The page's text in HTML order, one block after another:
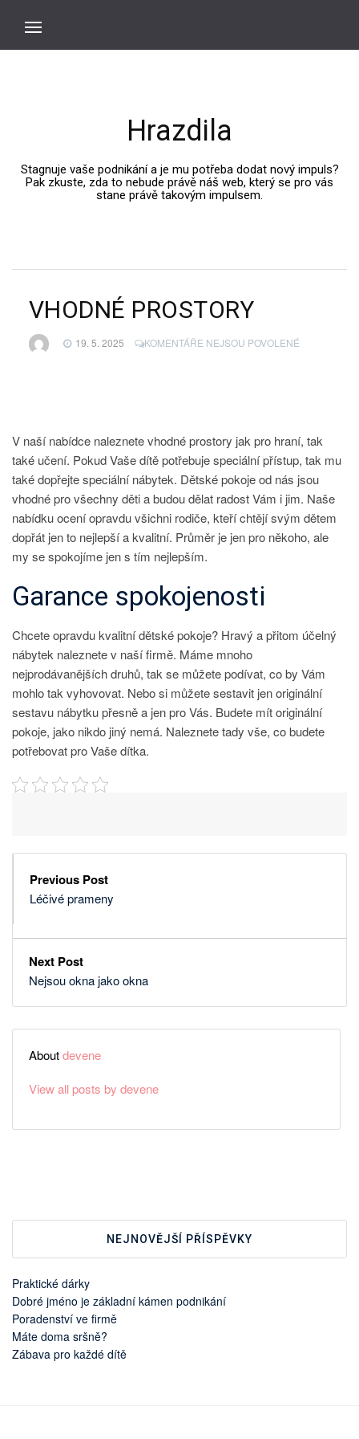
Hrazdila
Stagnuje vaše podnikání a je mu potřeba dodat nový impuls?
Pak zkuste, zda to nebude právě náš web, který se pro vás
stane právě takovým impulsem.
VHODNÉ PROSTORY
19. 5. 2025 KOMENTÁŘE NEJSOU POVOLENÉU
V naší nabídce naleznete vhodné prostory jak pro hraní, tak
také učení. Pokud Vaše dítě potřebuje speciální přístup, tak mu
také dopřejte speciální nábytek. Dětské pokojeod nás jsou
vhodné pro všechny děti a budou dělat radost Vám i jim. Naše
nabídku ocení opravdu všichni rodiče, kteří chtějí svým dětem
dopřát jen to nejlepší a kvalitní. Průměr je jen pro někoho, ale
my se spokojíme jen s tím nejlepším.
Garance spokojenosti
Chcete opravdu kvalitní dětské pokoje? Hravý a přitom účelný
nábytek naleznete v naší firmě. Máme mnoho
nejprodávanějších druhů, tak se můžete podívat, co by Vám
mohlo tak vyhovovat. Nebo si můžete sestavit jen originální
sestavu nábytku přesně a jen pro Vás. Budete mít originální
pokoje, jako nikdo jiný nemá. Naleznete tady vše, co budete
potřebovat pro Vaše dítka.
Previous Post
Léčivé prameny
Next Post
Nejsou okna jako okna
Aboutdevene
View all posts by devene
NEJNOVĚJŠÍ PŘÍSPĚVKY
Praktické dárky
Dobré jméno je základní kámen podnikání
Poradenství ve firmě
Máte doma sršně?
Zábava pro každé dítě